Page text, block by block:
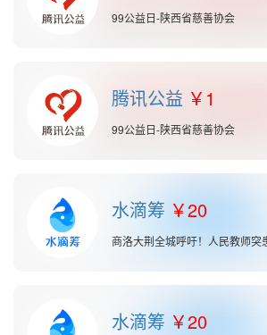
99公益日-陕西省慈善协会
腾讯公益 1
99公益日-陕西省慈善协会
水滴筹 20
商洛大荆全城呼吁！人民教师突
水滴筹 20